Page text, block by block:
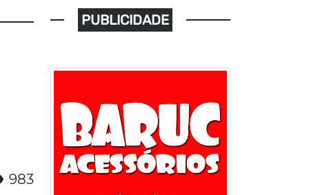
983
PUBLICIDADE